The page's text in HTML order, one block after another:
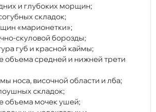
и глубоких морщин;
складок;
«марионетки»;
скуловой борозды;
губ и красной каймы;
объема средней и нижней трети
носа, височной области и лба;
складок;
объема мочек ушей;